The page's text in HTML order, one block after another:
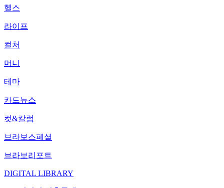
헬스
라이프
컬처
머니
테마
카드뉴스
컷&칼럼
브라보스페셜
브라보리포트
DIGITAL LIBRARY